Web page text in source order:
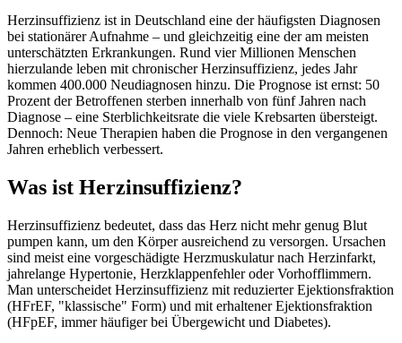
Herzinsuffizienz ist in Deutschland eine der häufigsten Diagnosen
bei stationärer Aufnahme – und gleichzeitig eine der am meisten
unterschätzten Erkrankungen. Rund vier Millionen Menschen
hierzulande leben mit chronischer Herzinsuffizienz, jedes Jahr
kommen 400.000 Neudiagnosen hinzu. Die Prognose ist ernst: 50
Prozent der Betroffenen sterben innerhalb von fünf Jahren nach
Diagnose – eine Sterblichkeitsrate die viele Krebsarten übersteigt.
Dennoch: Neue Therapien haben die Prognose in den vergangenen
Jahren erheblich verbessert.
Was ist Herzinsuffizienz?
Herzinsuffizienz bedeutet, dass das Herz nicht mehr genug Blut
pumpen kann, um den Körper ausreichend zu versorgen. Ursachen
sind meist eine vorgeschädigte Herzmuskulatur nach Herzinfarkt,
jahrelange Hypertonie, Herzklappenfehler oder Vorhofflimmern.
Man unterscheidet Herzinsuffizienz mit reduzierter Ejektionsfraktion
(HFrEF, "klassische" Form) und mit erhaltener Ejektionsfraktion
(HFpEF, immer häufiger bei Übergewicht und Diabetes).